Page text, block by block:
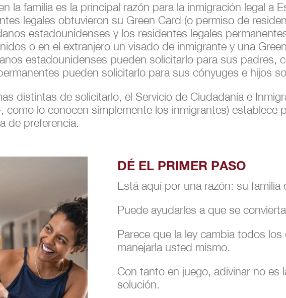
la familia es la principal razón para la inmigración legal a
legales obtuvieron su Green Card (o permiso de
estadounidenses y los residentes legales
o en el extranjero un visado de inmigrante y una
estadounidenses pueden solicitarlo para sus padres,
pueden solicitarlo para sus cónyuges e hijos
distintas de solicitarlo, el Servicio de Ciudadanía e
como lo conocen simplemente los inmigrantes) establece
de preferencia.
DÉ EL PRIMER PASO
Está aquí por una razón: su
Puede ayudarles a que se
Parece que la ley cambia todos
manejarla usted mismo.
Con tanto en juego, adivinar no es
solución.